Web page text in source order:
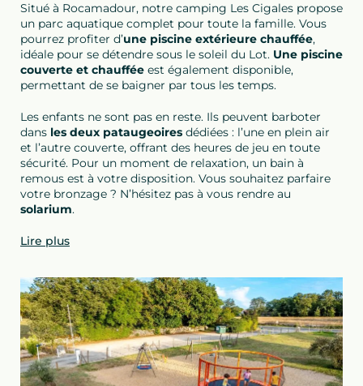
Situé à Rocamadour, notre camping Les Cigales propose
un parc aquatique complet pour toute la famille. Vous
pourrez profiter d’une piscine extérieure chauffée,
idéale pour se détendre sous le soleil du Lot. Une piscine
couverte et chauffée est également disponible,
permettant de se baigner par tous les temps.
Les enfants ne sont pas en reste. Ils peuvent barboter
dans les deux pataugeoires dédiées : l’une en plein air
et l’autre couverte, offrant des heures de jeu en toute
sécurité. Pour un moment de relaxation, un bain à
remous est à votre disposition. Vous souhaitez parfaire
votre bronzage ? N’hésitez pas à vous rendre au
solarium.
Lire plus